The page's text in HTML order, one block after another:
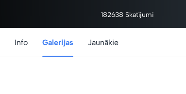
Foto projektā
Terentjevs, Jānis
Vaivode, Kaspars
182638 Skatījumi
Info Galerijas Jaunākie